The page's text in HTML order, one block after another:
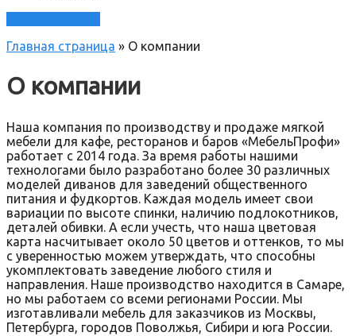
Главная страница » О компании
О компании
Наша компания по производству и продаже мягкой
мебели для кафе, ресторанов и баров «МебельПрофи»
работает с 2014 года. За время работы нашими
технологами было разработано более 30 различных
моделей диванов для заведений общественного
питания и фудкортов. Каждая модель имеет свои
вариации по высоте спинки, наличию подлокотников,
деталей обивки. А если учесть, что наша цветовая
карта насчитывает около 50 цветов и оттенков, то мы
с уверенностью можем утверждать, что способны
укомплектовать заведение любого стиля и
направления. Наше производство находится в Самаре,
но мы работаем со всеми регионами России. Мы
изготавливали мебель для заказчиков из Москвы,
Петербурга, городов Поволжья, Сибири и юга России.